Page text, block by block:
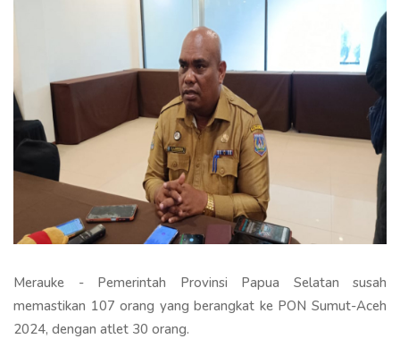
Merauke - Pemerintah Provinsi Papua Selatan susah
memastikan 107 orang yang berangkat ke PON Sumut-Aceh
2024, dengan atlet 30 orang.